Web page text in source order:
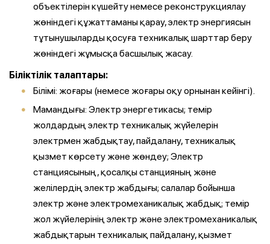
объектілерін күшейту немесе реконструкциялау
жөніндегі құжаттаманы қарау, электр энергиясын
тұтынушыларды қосуға техникалық шарттар беру
жөніндегі жұмысқа басшылық жасау.
Біліктілік талаптары:
Білімі: жоғары (немесе жоғары оқу орнынан кейінгі).
Мамандығы: Электр энергетикасы; темір
жолдардың электр техникалық жүйелерін
электрмен жабдықтау, пайдалану, техникалық
қызмет көрсету және жөндеу; Электр
станциясының, қосалқы станцияның және
желілердің электр жабдығы; салалар бойынша
электр және электромеханикалық жабдық; темір
жол жүйелерінің электр және электромеханикалық
жабдықтарын техникалық пайдалану, қызмет